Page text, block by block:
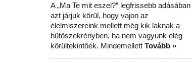
A „Ma Te mit eszel?” legfrissebb adásában
azt járjuk körül, hogy vajon az
élelmiszereink mellett még kik laknak a
hűtőszekrényben, ha nem vagyunk elég
körültekintőek. Mindemellett Tovább »